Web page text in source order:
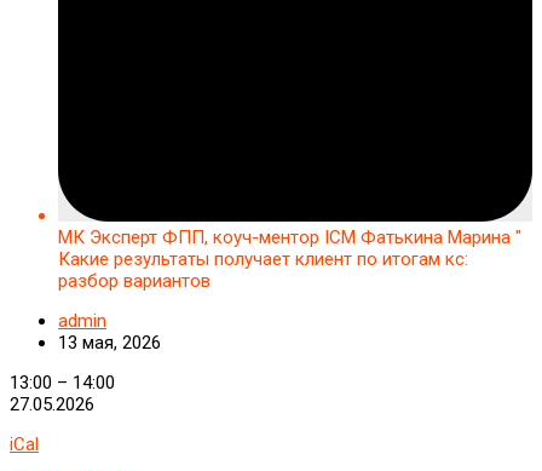
МК Эксперт ФПП, коуч-ментор ICM Фатькина Марина "
Какие результаты получает клиент по итогам кс:
разбор вариантов
admin
13 мая, 2026
МК
Эксперт
коуч-
13:00 – 14:00
27.05.2026
iCal